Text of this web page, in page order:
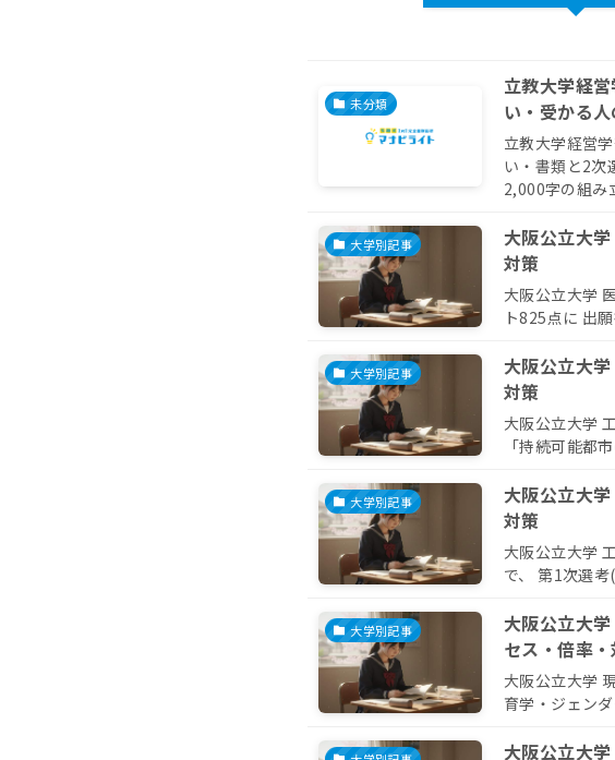
未分類
立教大学経
い・受かる
立教大学経営
い・書類と2次
2,000字の組み
大学別記事
大阪公立大
対策
大阪公立大学
ト825点に 出
大学別記事
大阪公立大
対策
大阪公立大学
「持続可能都
大学別記事
大阪公立大
対策
大阪公立大学
で、 第1次選
大学別記事
大阪公立大
セス・倍率
大阪公立大学
育学・ジェン
大阪公立大